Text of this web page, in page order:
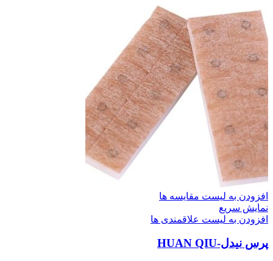
افزودن به لیست مقایسه ها
نمایش سریع
افزودن به لیست علاقمندی ها
پرس نیدل-HUAN QIU